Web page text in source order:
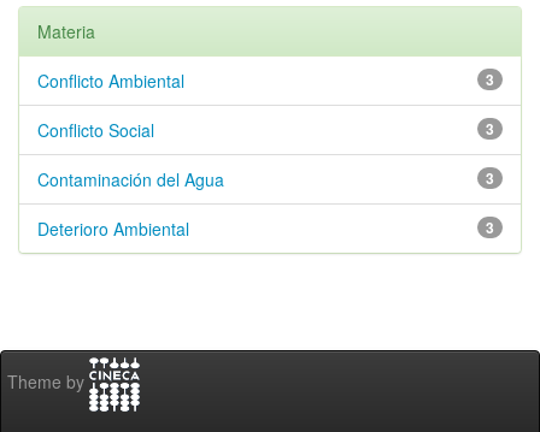
Materia
3
Conflicto Ambiental
3
Conflicto Social
3
Contaminación del Agua
3
Deterioro Ambiental
Theme by